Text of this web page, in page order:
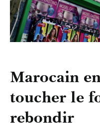
Marocain
toucher le
rebondir